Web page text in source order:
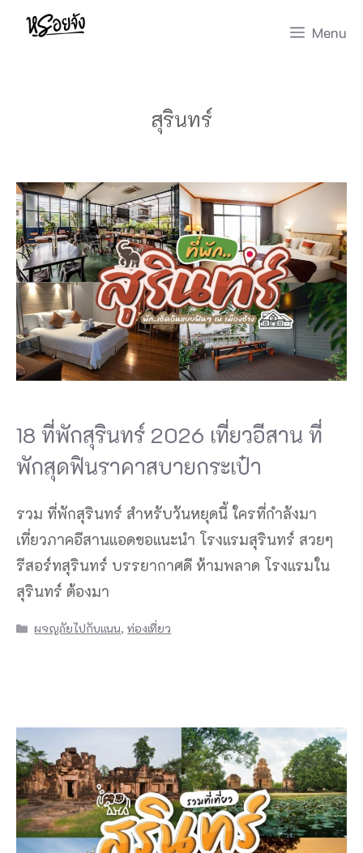
Skip
Menu
สุรินทร์
18 ที่พักสุรินทร์ 2026 เที่ยวอีสาน ที่
พักสุดฟินราคาสบายกระเป๋า
รวม ที่พักสุรินทร์ สำหรับวันหยุดนี้ ใครที่กำลังมา
เที่ยวภาคอีสานแอดขอแนะนำ โรงแรมสุรินทร์ สวยๆ
รีสอร์ทสุรินทร์ บรรยากาศดี ห้ามพลาด โรงแรมใน
สุรินทร์ ต้องมา
Categories
ผจญภัยไปกับแนน,ท่องเที่ยว